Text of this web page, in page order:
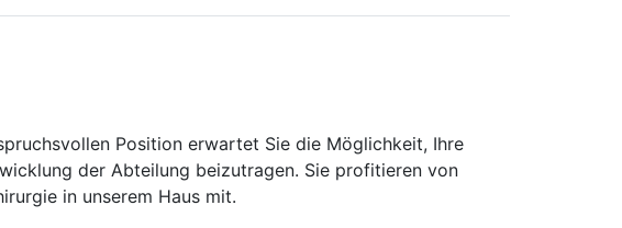
Position erwartet Sie die Möglichkeit, Ihre
der Abteilung beizutragen. Sie profitieren von
in unserem Haus mit.